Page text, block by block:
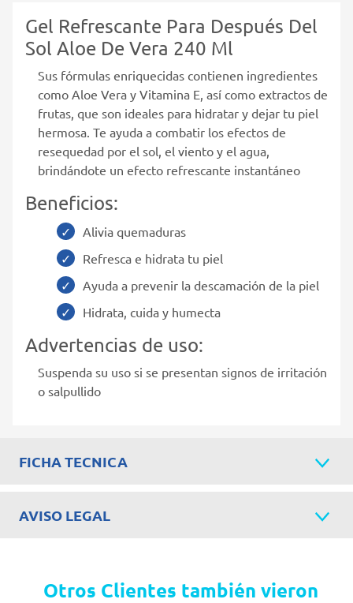
Gel Refrescante Para Después Del
Sol Aloe De Vera 240 Ml
Sus fórmulas enriquecidas contienen ingredientes
como Aloe Vera y Vitamina E, así como extractos de
frutas, que son ideales para hidratar y dejar tu piel
hermosa. Te ayuda a combatir los efectos de
resequedad por el sol, el viento y el agua,
brindándote un efecto refrescante instantáneo
Beneficios:
Alivia quemaduras
Refresca e hidrata tu piel
Ayuda a prevenir la descamación de la piel
Hidrata, cuida y humecta
Advertencias de uso:
Suspenda su uso si se presentan signos de irritación
o salpullido
FICHA TECNICA
AVISO LEGAL
Otros Clientes también vieron